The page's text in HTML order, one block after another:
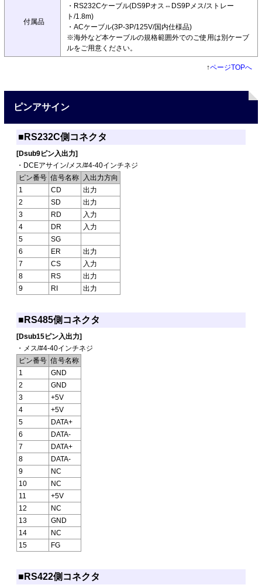
付属品
・RS232Cケーブル(DS9Pオス⇔DS9Pメス/ストレー
ト/1.8m)
・ACケーブル(3P-3P/125V/国内仕様品)
※海外など本ケーブルの規格範囲外でのご使用は別ケーブ
ルをご用意ください。
↑ページTOPへ
ピンアサイン
■RS232C側コネクタ
[Dsub9ピン入出力]
・DCEアサイン/メス/#4-40インチネジ
ピン番号 信号名称
入出力方向
1
CD
出力
2
SD
出力
3
RD
入力
4
DR
入力
5
SG
6
ER
出力
7
CS
入力
8
RS
出力
9
RI 出力
■RS485側コネクタ
[Dsub15ピン入出力]
・メス/#4-40インチネジ
ピン番号 信号名称
1
GND
2
GND
3
+5V
4
+5V
5
DATA+
6
DATA-
7
DATA+
8
DATA-
9
NC
10
NC
11
+5V
12
NC
13
GND
14
NC
15
FG
■RS422側コネクタ